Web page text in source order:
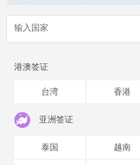
港澳签证
台湾 香港
亚洲签证
泰国 越南